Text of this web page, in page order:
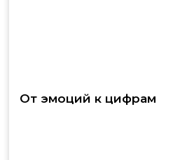
От эмоций к цифрам